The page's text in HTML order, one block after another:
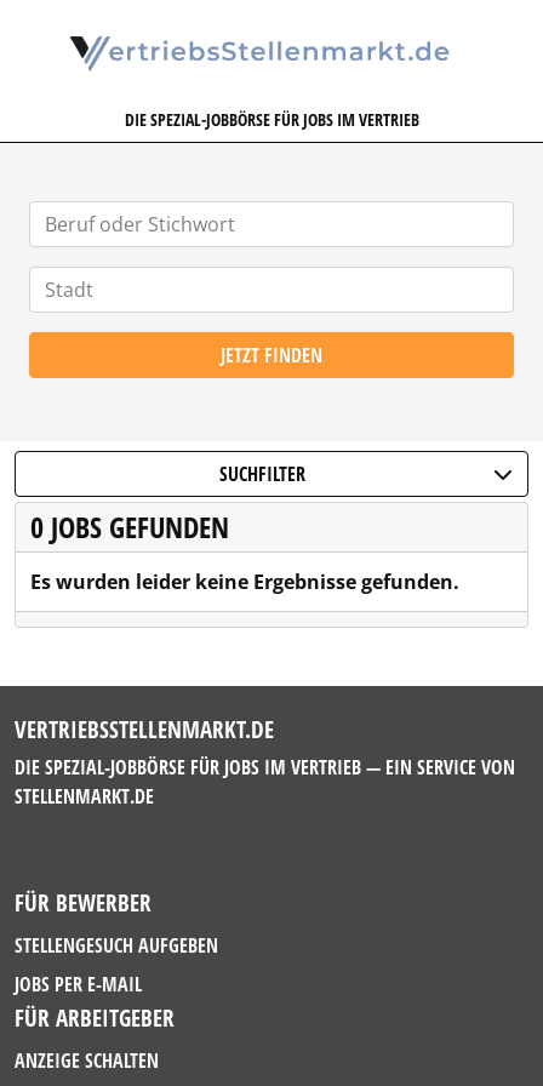
DIE SPEZIAL-JOBBÖRSE FÜR JOBS IM VERTRIEB
JETZT FINDEN
SUCHFILTER
0 JOBS GEFUNDEN
Es wurden leider keine Ergebnisse gefunden.
VERTRIEBSSTELLENMARKT.DE
DIE SPEZIAL-JOBBÖRSE FÜR JOBS IM VERTRIEB — EIN SERVICE VON
STELLENMARKT.DE
FÜR BEWERBER
STELLENGESUCH AUFGEBEN
JOBS PER E-MAIL
FÜR ARBEITGEBER
ANZEIGE SCHALTEN